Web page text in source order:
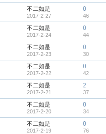
不二如是
2017-2-27
0
46
不二如是
2017-2-24
0
44
不二如是
2017-2-23
0
30
不二如是
2017-2-22
0
42
不二如是
2017-2-21
2
37
不二如是
2017-2-20
0
34
不二如是
2017-2-19
0
76